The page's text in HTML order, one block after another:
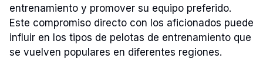
entrenamiento y promover su equipo preferido.
Este compromiso directo con los aficionados puede
influir en los tipos de pelotas de entrenamiento que
se vuelven populares en diferentes regiones.